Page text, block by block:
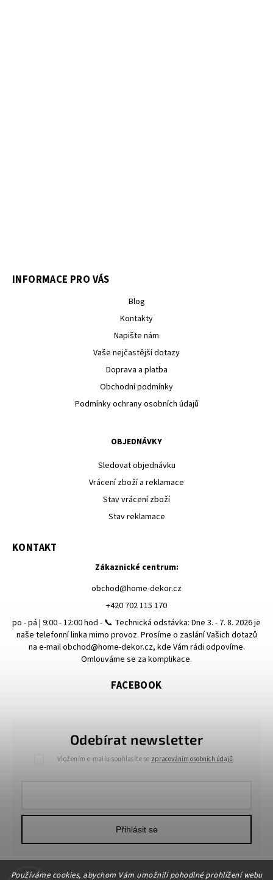
Používáme cookies, abychom Vám umožnili pohodlné prohlížení webu
INFORMACE PRO VÁS
Blog
Kontakty
Napište nám
Vaše nejčastější dotazy
Doprava a platba
Obchodní podmínky
Podmínky ochrany osobních údajů
OBJEDNÁVKY
Sledovat objednávku
Vrácení zboží a reklamace
Stav vrácení zboží
Stav reklamace
Odebírat newsletter
Vložením e-mailu souhlasíte se zpracováním osobních údajů.
Přihlásit se
KONTAKT
Zákaznické centrum:
obchod@home-dekor.cz
+420 702 115 170
po - pá | 9:00 - 12:00 hod - 📞 Technická odstávka: Dne 3. - 7. 8. 2026 je
naše telefonní linka mimo provoz. Prosíme o zaslání Vašich dotazů
na e-mail obchod@home-dekor.cz, kde Vám rádi odpovíme.
Omlouváme se za komplikace.
FACEBOOK